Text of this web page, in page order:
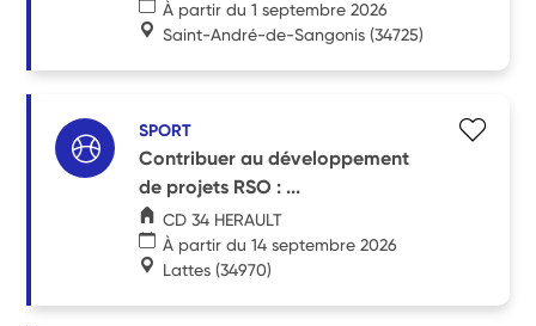
À partir du 1 septembre 2026
Saint-André-de-Sangonis (34725)
SPORT
Contribuer au développement
de projets RSO : ...
CD 34 HERAULT
À partir du 14 septembre 2026
Lattes (34970)